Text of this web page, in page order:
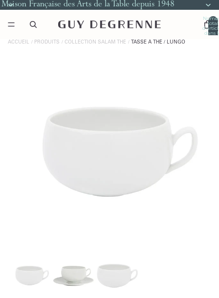
Maison Française des Arts de la Table depuis 1948
total
dans
ACCUEIL PRODUITS COLLECTION SALAM THÉ TASSE À THÉ / LUNGO